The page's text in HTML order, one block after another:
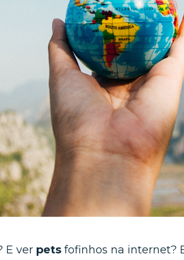
E ver pets fofinhos na internet?